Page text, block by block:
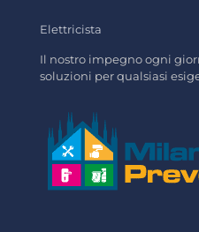
Elettricista
Il nostro impegno ogni
soluzioni per qualsiasi